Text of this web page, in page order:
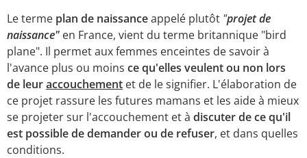
Le terme plan de naissanceappelé plutôt "projet de
naissance" en France, vient du terme britannique "bird
plane". Il permet aux femmes enceintes de savoir à
l'avance plus ou moins ce qu'elles veulent ou non lors
de leuraccouchement et de le signifier. L'élaboration de
ce projet rassure les futures mamans et les aide à mieux
se projeter sur l'accouchement et à discuter de ce qu'il
est possible de demander ou de refuser, et dans quelles
conditions.